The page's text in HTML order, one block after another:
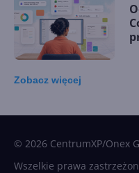
Zobacz więcej
© 2026 CentrumXP/Onex
Wszelkie prawa